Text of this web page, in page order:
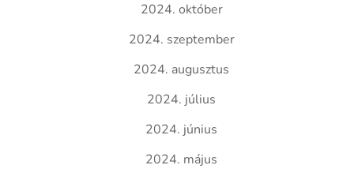
2024. október
2024. szeptember
2024. augusztus
2024. július
2024. június
2024. május